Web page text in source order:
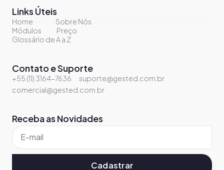
Receba as Novidades
Cadastrar
Links Úteis
Home
Sobre Nós
Módulos
Preço
Glossário de A a Z
Contato e Suporte
+55 (11) 3164-7636
suporte@gested.com.br
comercial@gested.com.br